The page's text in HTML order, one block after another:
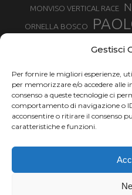
Gestisci
Per fornire le migliori esperienze,
per memorizzare e/o accedere alle
consenso a queste tecnologie ci
comportamento di navigazione o
acconsentire o ritirare il consenso
caratteristiche e funzioni.
MONVISO VERTICAL RACE
ORNELLA BOSCO
SILVIA SERAFINI SONIA GLAREY
TOUR MONVISO TRAIL TRAIL
TURIN MARATHON
VALENTINA
VENICE